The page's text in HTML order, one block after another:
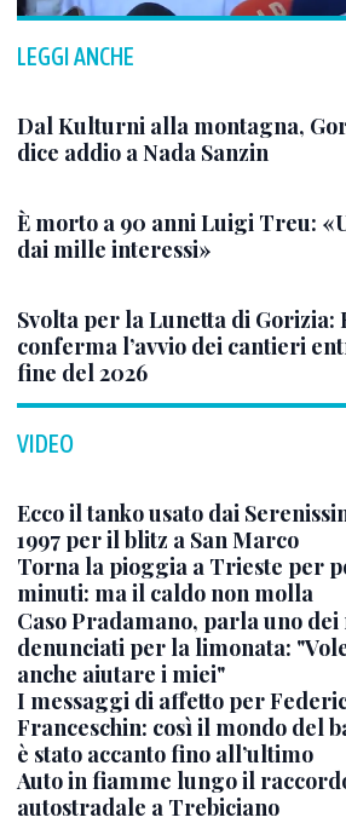
LEGGI ANCHE
Dal Kulturni alla montagna,
dice addio a Nada Sanzin
È morto a 90 anni Luigi Treu:
dai mille interessi»
Svolta per la Lunetta di Gorizia:
conferma l’avvio dei cantieri
fine del 2026
VIDEO
Ecco il tanko usato dai
1997 per il blitz a San Marco
Torna la pioggia a Trieste per
minuti: ma il caldo non molla
Caso Pradamano, parla uno
denunciati per la limonata:
anche aiutare i miei"
I messaggi di affetto per
Franceschin: così il mondo del
è stato accanto fino all’ultimo
Auto in fiamme lungo il
autostradale a Trebiciano